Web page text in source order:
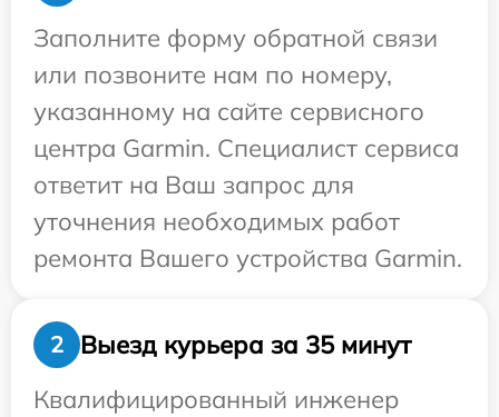
Заполните форму обратной связи
или позвоните нам по номеру,
указанному на сайте сервисного
центра Garmin. Специалист сервиса
ответит на Ваш запрос для
уточнения необходимых работ
ремонта Вашего устройства Garmin.
2
Выезд курьера за 35 минут
Квалифицированный инженер